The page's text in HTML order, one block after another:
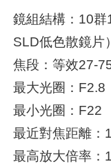
鏡組結構：10
SLD低色散鏡片）
焦段：等效27-
最大光圈：F2.8
最小光圈：F22
最近對焦距離：
最高放大倍率：